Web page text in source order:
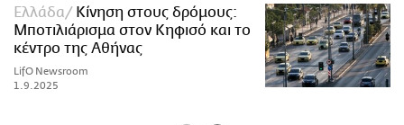
Ελλάδα
Κίνηση στους δρόμους:
Μποτιλιάρισμα στον Κηφισό και το
κέντρο της Αθήνας
LifO Newsroom
1.9.2025